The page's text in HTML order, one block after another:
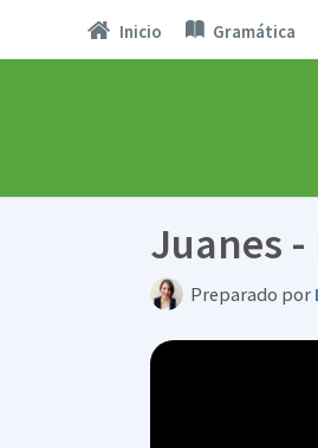
Inicio Gramática
Juanes
Preparado por